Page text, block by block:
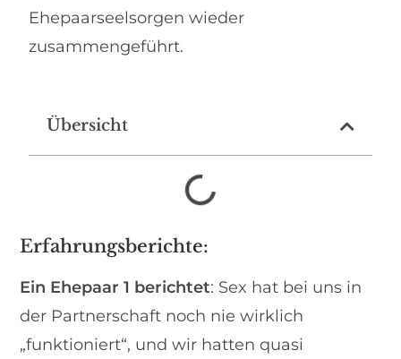
Ehepaarseelsorgen wieder
zusammengeführt.
Übersicht
Erfahrungsberichte:
Ein Ehepaar 1 berichtet: Sex hat bei uns in
der Partnerschaft noch nie wirklich
„funktioniert“, und wir hatten quasi